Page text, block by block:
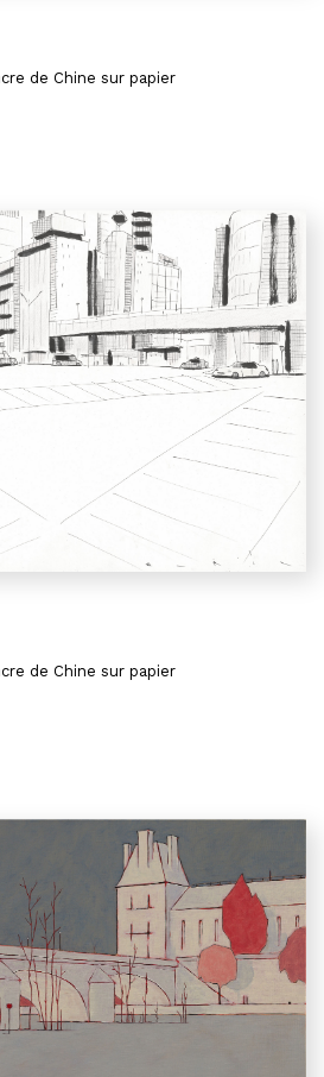
de Chine sur papier
de Chine sur papier